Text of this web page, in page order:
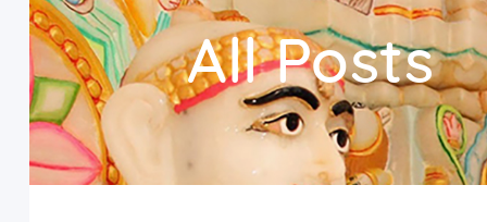
All Posts